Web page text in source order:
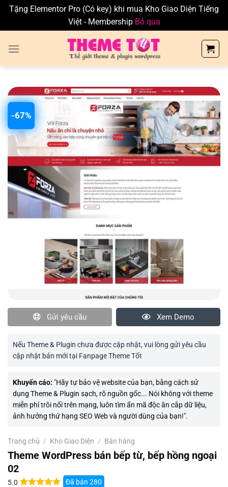
Tặng Elementor Pro (Có key) khi mua Kho Giao Diện Tiếng
Việt - Membership Bỏ qua
-67%
Gửi yêu cầu Xem Demo
Nếu Theme & Plugin chưa được cập nhật, vui lòng gửi yêu cầu
cập nhật bản mới tại Fanpage Theme Tốt
Khuyến cáo: "Hãy tự bảo vệ website của bạn, bằng cách sử
dụng Theme & Plugin sạch, rõ nguồn gốc... Nói không với theme
miễn phí trôi nổi trên mạng, luôn tìm ẩn mã độc ăn cắp dữ liệu,
ảnh hưởng thứ hạng SEO Web và người dùng của bạn!".
Trang chủ / Kho Giao Diện / Bán hàng
Theme WordPress bán bếp từ, bếp hồng ngoại
02
5.0
Đã bán 280